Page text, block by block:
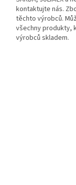
kontaktujte nás.
těchto výrobců.
všechny produkty,
výrobců skladem.